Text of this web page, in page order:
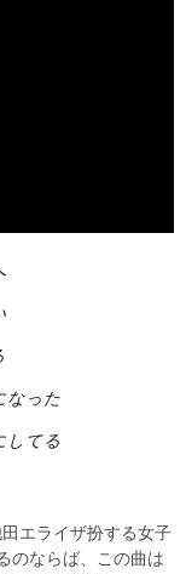
なった
てる
エライザ扮する女子
のならば、この曲は